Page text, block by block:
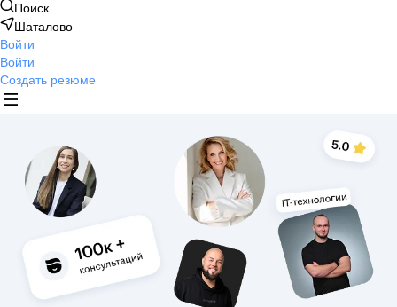
Поиск
Шаталово
Войти
Войти
Создать резюме